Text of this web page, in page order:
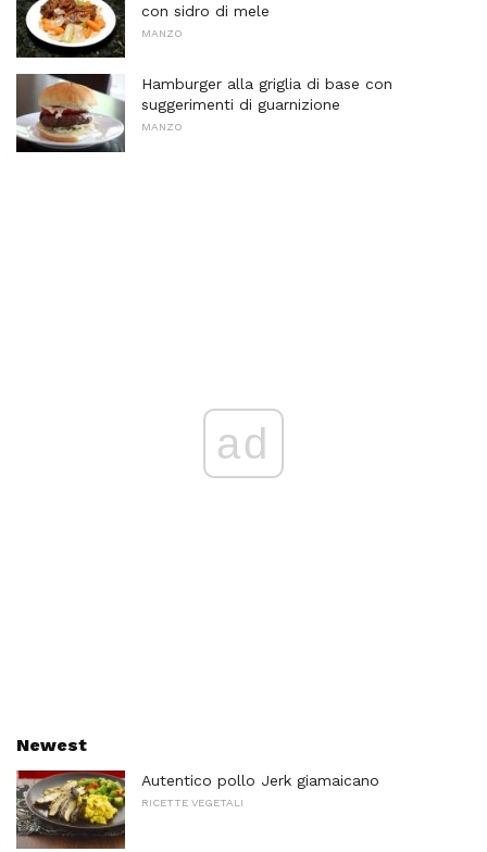
con sidro di mele
MANZO
Hamburger alla griglia di base con
suggerimenti di guarnizione
MANZO
ad
Newest
Autentico pollo Jerk giamaicano
RICETTE VEGETALI